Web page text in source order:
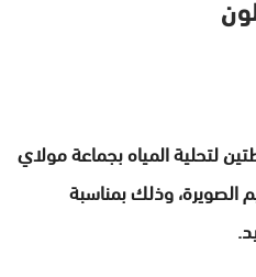
لتحلية المياه بجماعة مولاي
الصويرة، وذلك بمناسبة